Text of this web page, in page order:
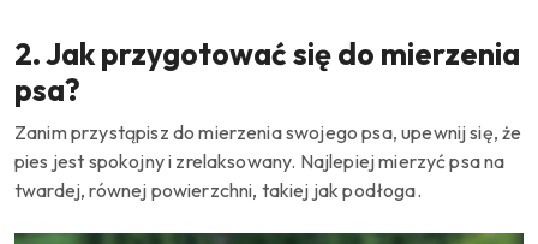
2. Jak przygotować się do mierzenia
psa?
Zanim przystąpisz do mierzenia swojego psa, upewnij się, że
pies jest spokojny i zrelaksowany. Najlepiej mierzyć psa na
twardej, równej powierzchni, takiej jak podłoga.